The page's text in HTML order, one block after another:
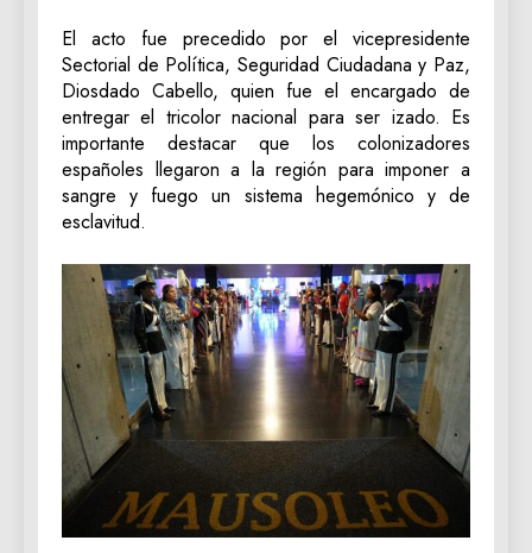
El acto fue precedido por el vicepresidente
Sectorial de Política, Seguridad Ciudadana y Paz,
Diosdado Cabello, quien fue el encargado de
entregar el tricolor nacional para ser izado. Es
importante destacar que los colonizadores
españoles llegaron a la región para imponer a
sangre y fuego un sistema hegemónico y de
esclavitud.